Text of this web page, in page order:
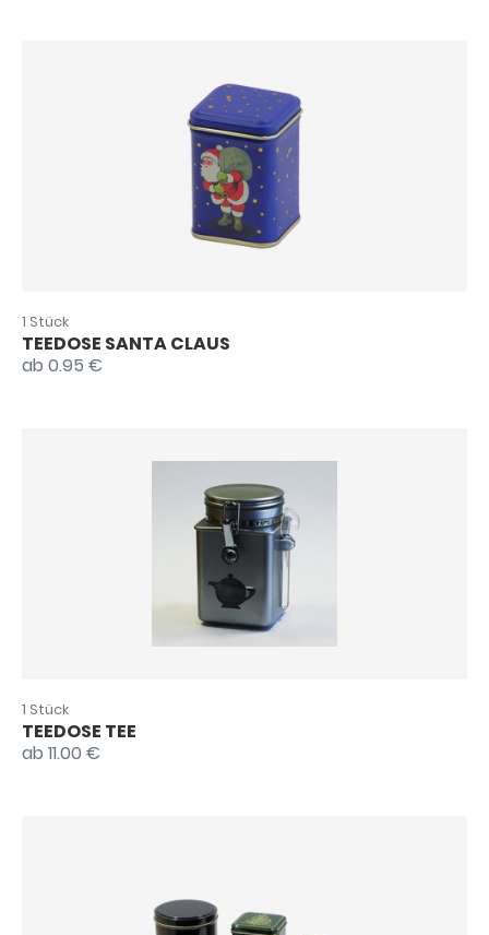
1 Stück
TEEDOSE SANTA CLAUS
ab 0.95 €
1 Stück
TEEDOSE TEE
ab 11.00 €